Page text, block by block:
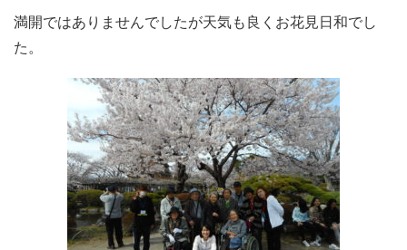
満開ではありませんでしたが天気も良くお花見日和でし
た。